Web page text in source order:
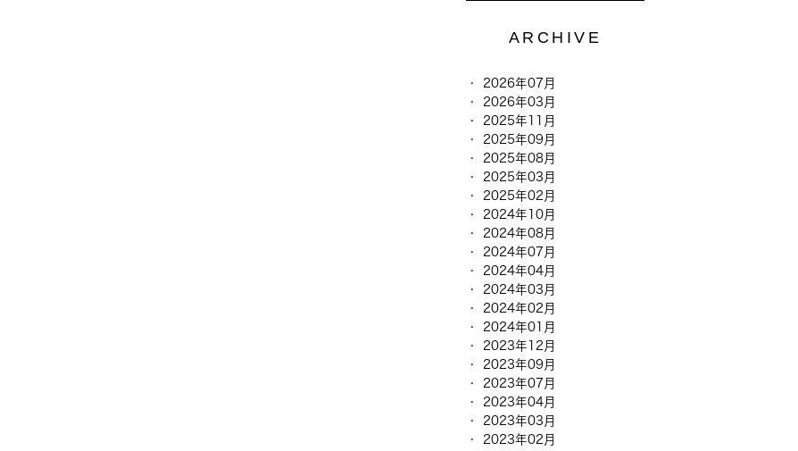
ARCHIVE
2026年07月
2026年03月
2025年11月
2025年09月
2025年08月
2025年03月
2025年02月
2024年10月
2024年08月
2024年07月
2024年04月
2024年03月
2024年02月
2024年01月
2023年12月
2023年09月
2023年07月
2023年04月
2023年03月
2023年02月